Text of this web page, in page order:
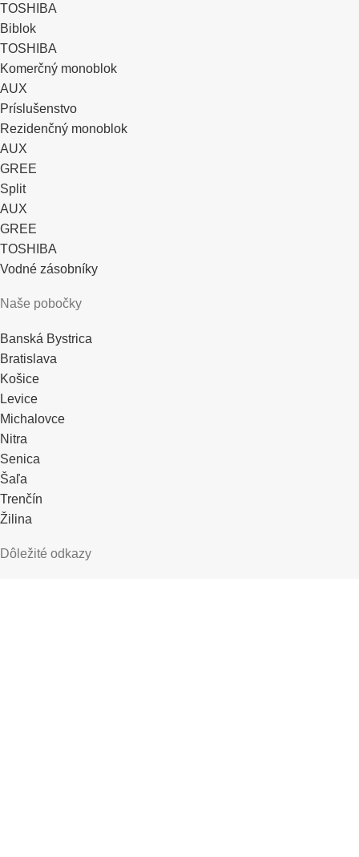
TOSHIBA
Biblok
TOSHIBA
Komerčný monoblok
AUX
Príslušenstvo
Rezidenčný monoblok
AUX
GREE
Split
AUX
GREE
TOSHIBA
Vodné zásobníky
Naše pobočky
Banská Bystrica
Bratislava
Košice
Levice
Michalovce
Nitra
Senica
Šaľa
Trenčín
Žilina
Dôležité odkazy